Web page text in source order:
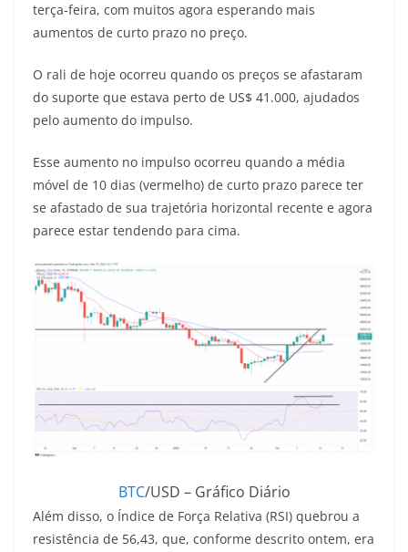
terça-feira, com muitos agora esperando mais
aumentos de curto prazo no preço.
O rali de hoje ocorreu quando os preços se afastaram
do suporte que estava perto de US$ 41.000, ajudados
pelo aumento do impulso.
Esse aumento no impulso ocorreu quando a média
móvel de 10 dias (vermelho) de curto prazo parece ter
se afastado de sua trajetória horizontal recente e agora
parece estar tendendo para cima.
BTC/USD – Gráfico Diário
Além disso, o Índice de Força Relativa (RSI) quebrou a
resistência de 56,43, que, conforme descrito ontem, era